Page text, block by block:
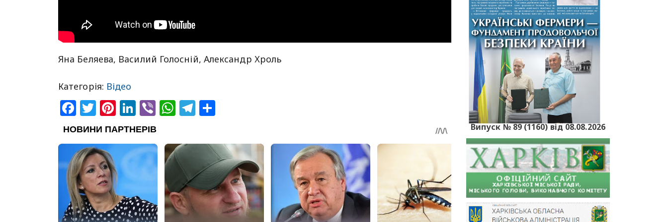
Яна Беляева, Василий Голосній, Александр Хроль
Категорія: Відео
Facebook
Twitter
Pinterest
LinkedIn
ViberWhatsApp
Telegram
Випуск № 89 (1160) від 08.08.2026